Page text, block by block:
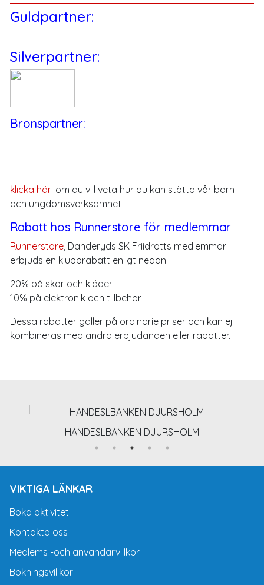
Guldpartner:
Silverpartner:
Bronspartner:
klicka här! om du vill veta hur du kan stötta vår barn-
och ungdomsverksamhet
Rabatt hos Runnerstore för medlemmar
Runnerstore , Danderyds SK Friidrotts medlemmar
erbjuds en klubbrabatt enligt nedan:
20% på skor och kläder
10% på elektronik och tillbehör
Dessa rabatter gäller på ordinarie priser och kan ej
kombineras med andra erbjudanden eller rabatter.
HANDESLBANKEN DJURSHOLM
VIKTIGA LÄNKAR
Boka aktivitet
Kontakta oss
Medlems -och användarvillkor
Bokningsvillkor